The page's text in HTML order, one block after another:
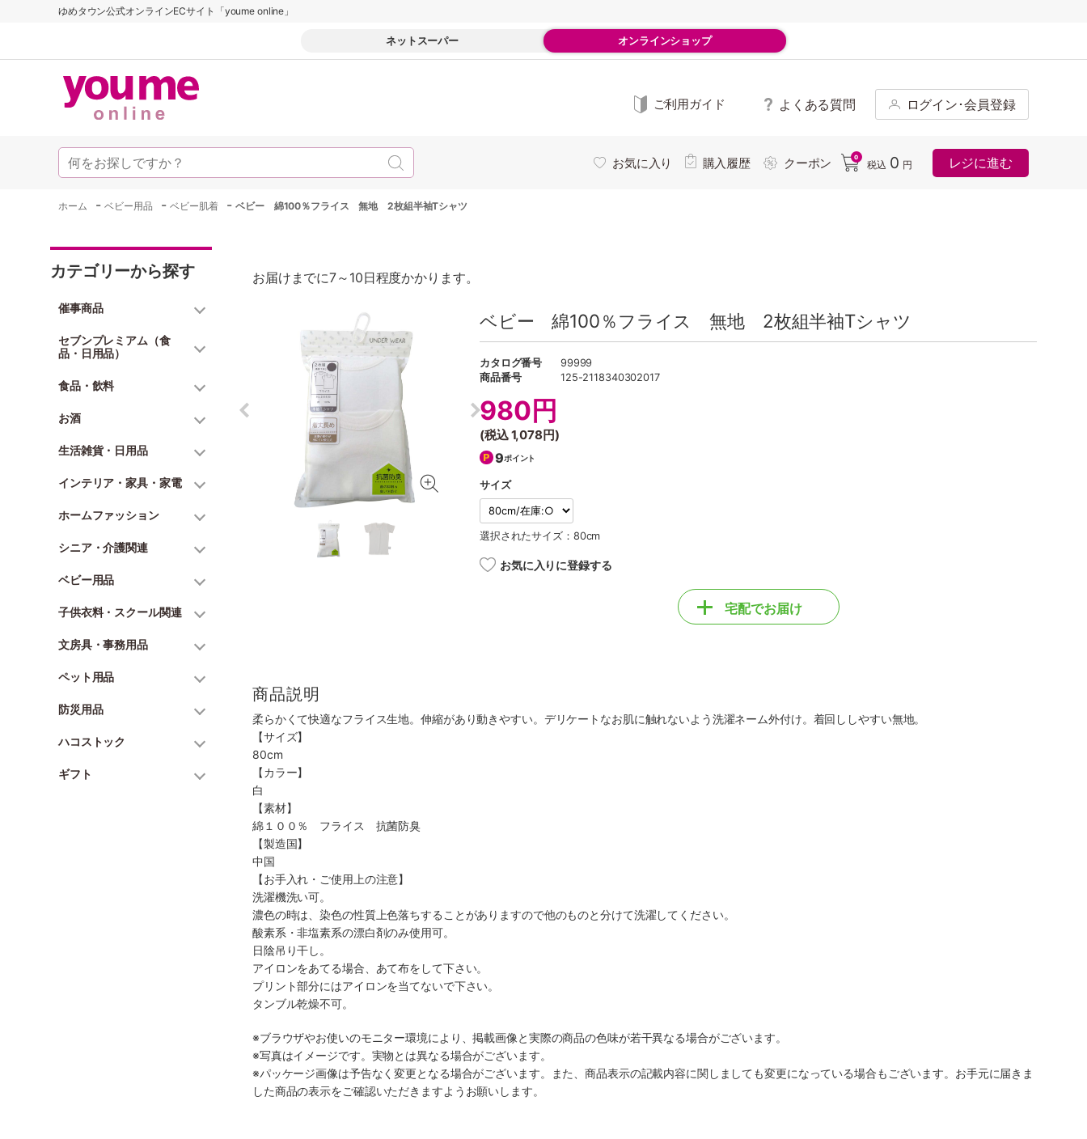
ゆめタウン公式オンラインECサイト「youme online」
ネットスーパー オンラインショップ
ご利用ガイド よくある質問 ログイン･会員登録
お気に入り 購入履歴 クーポン 0
税込 0 円 レジに進む
ホーム -ベビー用品 -ベビー肌着 -ベビー 綿100％フライス 無地 2枚組半袖Tシャツ
カテゴリーから探す
催事商品
セブンプレミアム（食
品・日用品）
食品・飲料
お酒
生活雑貨・日用品
インテリア・家具・家電
ホームファッション
シニア・介護関連
ベビー用品
子供衣料・スクール関連
文房具・事務用品
ペット用品
防災用品
ハコストック
ギフト
お届けまでに7～10日程度かかります。
ベビー 綿100％フライス 無地 2枚組半袖Tシャツ
カタログ番号
99999
商品番号
125-2118340302017
980円
(税込1,078円)
9ポイント
サイズ
選択されたサイズ：80cm
お気に入りに登録する
宅配でお届け
商品説明
柔らかくて快適なフライス生地。伸縮があり動きやすい。デリケートなお肌に触れないよう洗濯ネーム外付け。着回ししやすい無地。
【サイズ】
80cm
【カラー】
白
【素材】
綿１００％ フライス 抗菌防臭
【製造国】
中国
【お手入れ・ご使用上の注意】
洗濯機洗い可。
濃色の時は、染色の性質上色落ちすることがありますので他のものと分けて洗濯してください。
酸素系・非塩素系の漂白剤のみ使用可。
日陰吊り干し。
アイロンをあてる場合、あて布をして下さい。
プリント部分にはアイロンを当てないで下さい。
タンブル乾燥不可。
※ブラウザやお使いのモニター環境により、掲載画像と実際の商品の色味が若干異なる場合がございます。
※写真はイメージです。実物とは異なる場合がございます。
※パッケージ画像は予告なく変更となる場合がございます。また、商品表示の記載内容に関しましても変更になっている場合もございます。お手元に届きま
した商品の表示をご確認いただきますようお願いします。